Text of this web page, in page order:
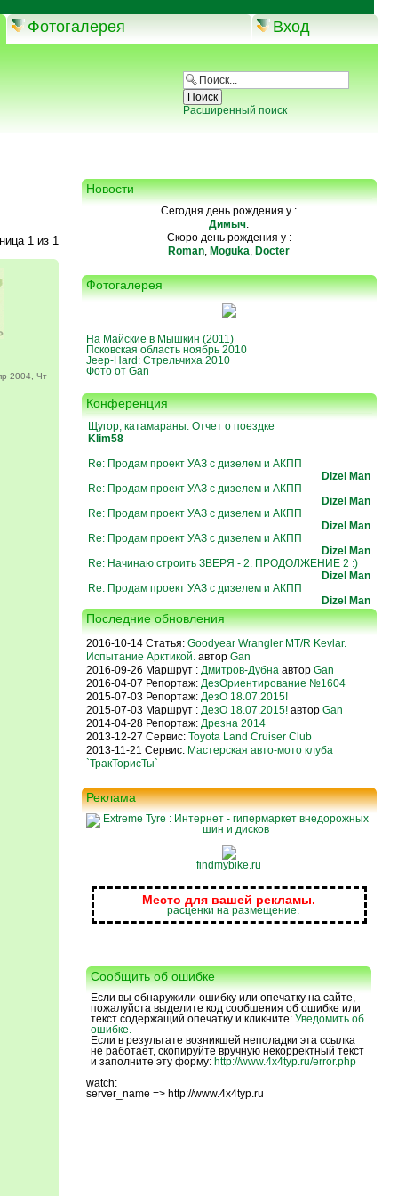
Фотогалерея Вход
Расширенный поиск
1из 1
2004, Чт
Новости
Сегодня день рождения у :
Димыч.
Скоро день рождения у :
Roman, Moguka, Docter
Фотогалерея
На Майские в Мышкин (2011)
Псковская область ноябрь 2010
Jeep-Hard: Стрельчиха 2010
Фото от Gan
Конференция
Щугор, катамараны. Отчет о поездке
Klim58
Re: Продам проект УАЗ с дизелем и АКПП
Dizel Man
Re: Продам проект УАЗ с дизелем и АКПП
Dizel Man
Re: Продам проект УАЗ с дизелем и АКПП
Dizel Man
Re: Продам проект УАЗ с дизелем и АКПП
Dizel Man
Re: Начинаю строить ЗВЕРЯ - 2. ПРОДОЛЖЕНИЕ 2 :)
Dizel Man
Re: Продам проект УАЗ с дизелем и АКПП
Dizel Man
Последние обновления
2016-10-14 Статья: Goodyear Wrangler MT/R Kevlar.
Испытание Арктикой.автор Gan
2016-09-26 Маршрут : Дмитров-Дубнаавтор Gan
2016-04-07 Репортаж: ДезОриентирование №1604
2015-07-03 Репортаж: ДезО 18.07.2015!
2015-07-03 Маршрут : ДезО 18.07.2015! автор Gan
2014-04-28 Репортаж: Дрезна 2014
2013-12-27 Сервис: Toyota Land Cruiser Club
2013-11-21 Сервис: Мастерская авто-мото клуба
`ТракТорисТы`
Реклама
findmybike.ru
Место для вашей рекламы.
расценки на размещение.
Сообщить об ошибке
Если вы обнаружили ошибку или опечатку на сайте,
пожалуйста выделите код сообшения об ошибке или
текст содержащий опечатку и кликните: Уведомить об
ошибке.
Если в результате возникшей неполадки эта ссылка
не работает, скопируйте вручную некорректный текст
и заполните эту форму: http://www.4x4typ.ru/error.php
watch:
server_name => http://www.4x4typ.ru